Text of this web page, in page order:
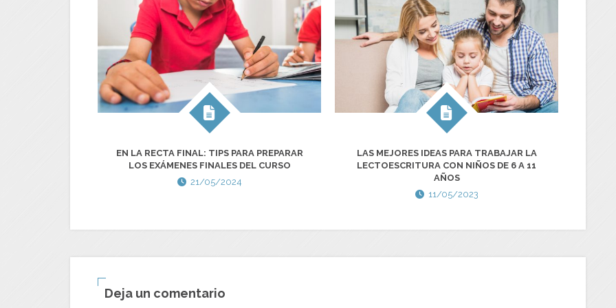
EN LA RECTA FINAL: TIPS PARA PREPARAR
LOS EXÁMENES FINALES DEL CURSO
21/05/2024
LAS MEJORES IDEAS PARA TRABAJAR LA
LECTOESCRITURA CON NIÑOS DE 6 A 11
AÑOS
11/05/2023
Deja un comentario